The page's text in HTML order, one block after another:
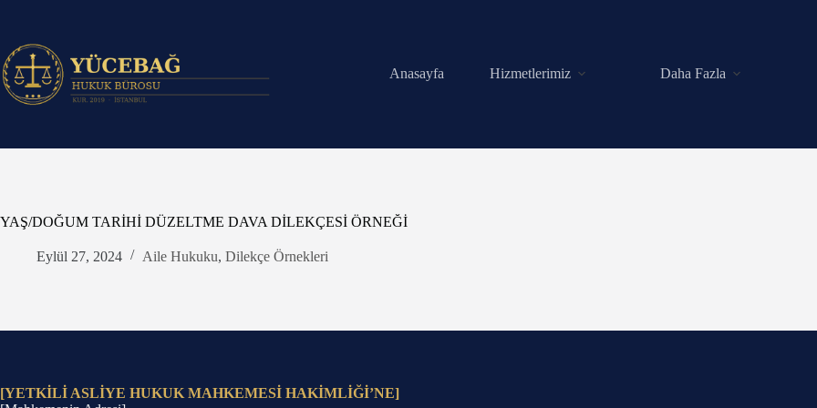
Anasayfa Hizmetlerimiz Daha Fazla
YAŞ/DOĞUM TARİHİ DÜZELTME DAVA DİLEKÇESİ ÖRNEĞİ
Eylül 27, 2024 Aile Hukuku, Dilekçe Örnekleri
[YETKİLİ ASLİYE HUKUK MAHKEMESİ HAKİMLİĞİ’NE]